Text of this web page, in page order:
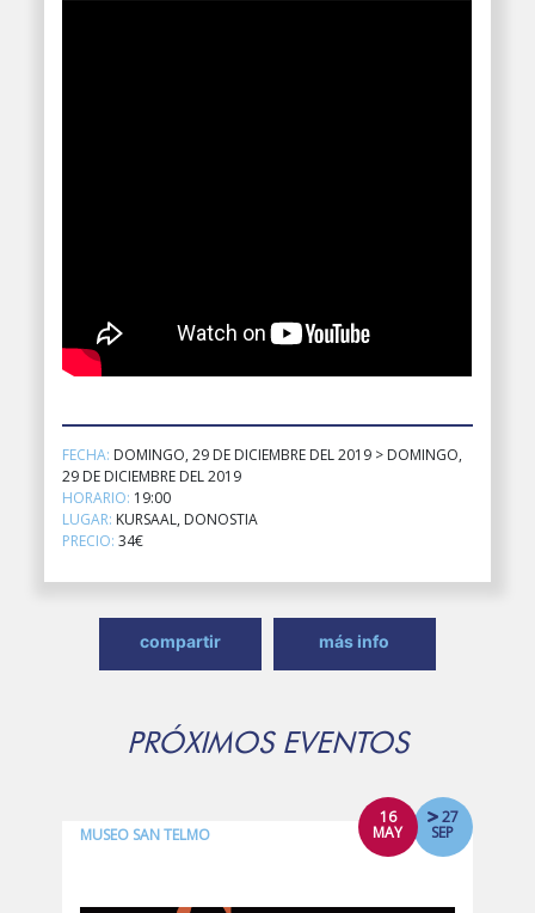
FECHA: DOMINGO, 29 DE DICIEMBRE DEL 2019 > DOMINGO,
29 DE DICIEMBRE DEL 2019
HORARIO: 19:00
LUGAR: KURSAAL, DONOSTIA
PRECIO:34€
compartir más info
PRÓXIMOS EVENTOS
16
MAY
27
SEP
MUSEO SAN TELMO